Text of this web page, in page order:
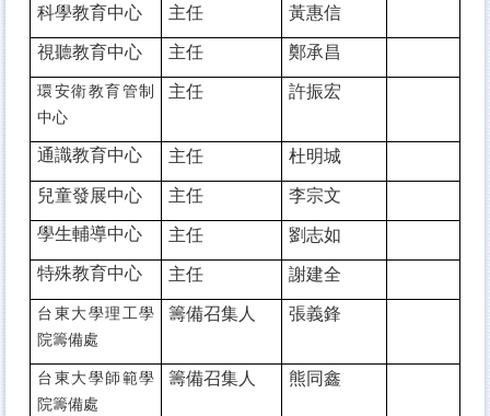
科學教育中心
主任
黃惠信
視聽教育中心
主任 鄭承昌
環安衛教育管制
中心
主任 許振宏
通識教育中心 主任
杜明城
兒童發展中心
主任
李宗文
學生輔導中心
主任
劉志如
特殊教育中心
主任 謝建全
台東大學理工學
院籌備處
籌備召集人 張義鋒
台東大學師範學
院籌備處
籌備召集人 熊同鑫